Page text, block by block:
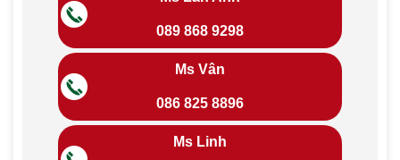
089 868 9298
Ms Vân
086 825 8896
Ms Linh